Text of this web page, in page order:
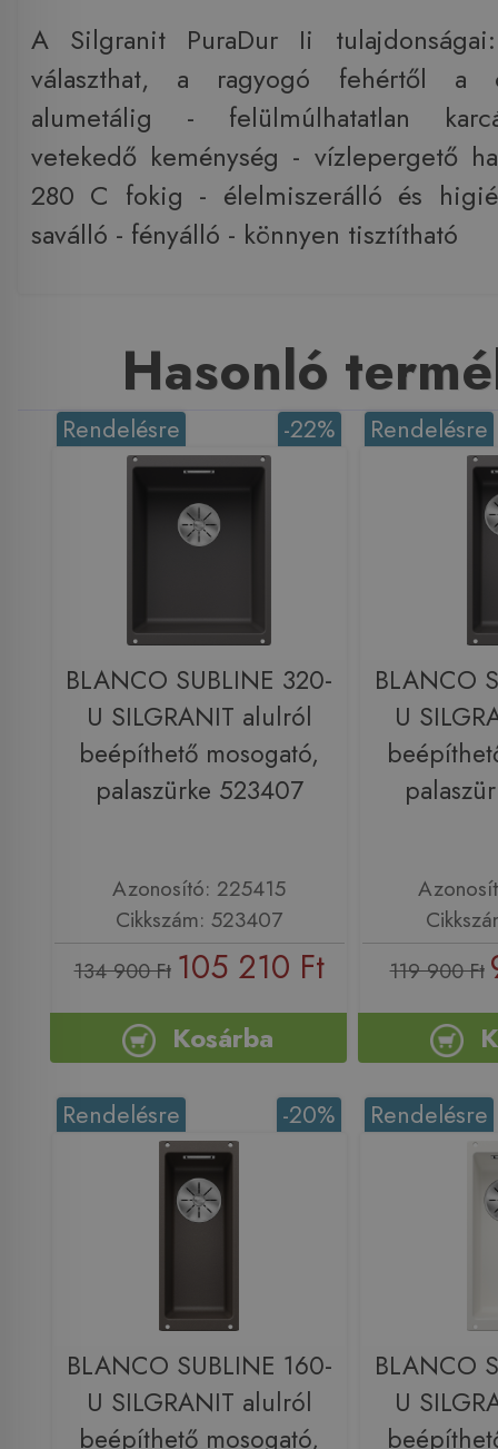
A Silgranit PuraDur Ii
választhat, a ragyogó fehértől a
alumetálig - felülmúlhatatlan
vetekedő keménység - vízlepergető
280 C fokig - élelmiszerálló és
saválló - fényálló - könnyen tisztítható
Hasonló
-22%
Rendelésre
BLANCO SUBLINE 320-
U SILGRANIT alulról
beépíthető mosogató,
palaszürke 523407
Azonosító: 225415
Cikkszám: 523407
134 900 Ft 105 210 Ft
Kosárba
Rendelésre
BLANCO
U
119 900 Ft
-20%
Rendelésre
BLANCO SUBLINE 160-
U SILGRANIT alulról
beépíthető mosogató,
Rendelésre
BLANCO
U